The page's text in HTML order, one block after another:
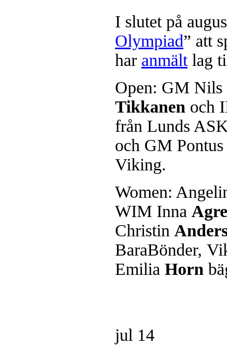
I slutet på
Olympiad” att
har anmältlag
Open: GM Nils
Tikkanen och
från Lunds
och GM
Viking.
Women:
WIM Inna
Christin
BaraBönder,
Emilia Horn
jul 14